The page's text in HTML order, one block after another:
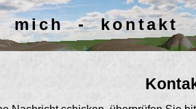
mich - kontakt